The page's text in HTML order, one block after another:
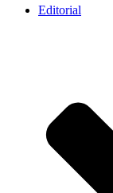
Editorial